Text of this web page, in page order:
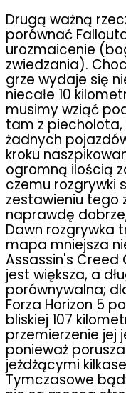
Drugą ważną
porównać
urozmaicenie
zwiedzania).
grze wydaje się
niecałe 10
musimy wziąć
tam z
żadnych
kroku
ogromną ilością
czemu rozgrywki
zestawieniu tego
naprawdę
Dawn rozgrywka
mapa mniejsza
Assassin's
jest większa, a
porównywalna;
Forza Horizon 5
bliskiej 107
przemierzenie jej
ponieważ
jeżdżącymi
Tymczasowe